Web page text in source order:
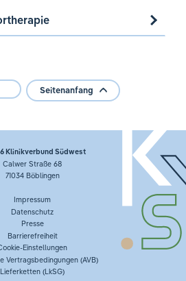
Seitenanfang
Klinikverbund Südwest
Calwer Straße 68
71034 Böblingen
Impressum
Datenschutz
Presse
Barrierefreiheit
Einstellungen
Vertragsbedingungen (AVB)
Lieferketten (LkSG)